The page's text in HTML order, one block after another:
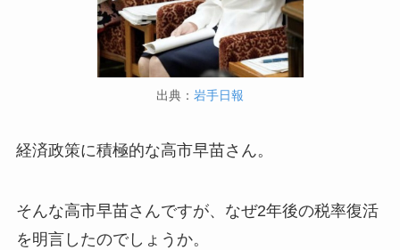
出典： 岩手日報
経済政策に積極的な高市早苗さん。
そんな高市早苗さんですが、なぜ2年後の税率復活
を明言したのでしょうか。